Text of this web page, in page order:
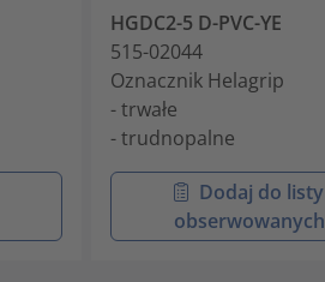
HGDC2-5 D-PVC-YE
515-02044
Oznacznik Helagrip
- trwałe
- trudnopalne
Dodaj do listy
obserwowanych